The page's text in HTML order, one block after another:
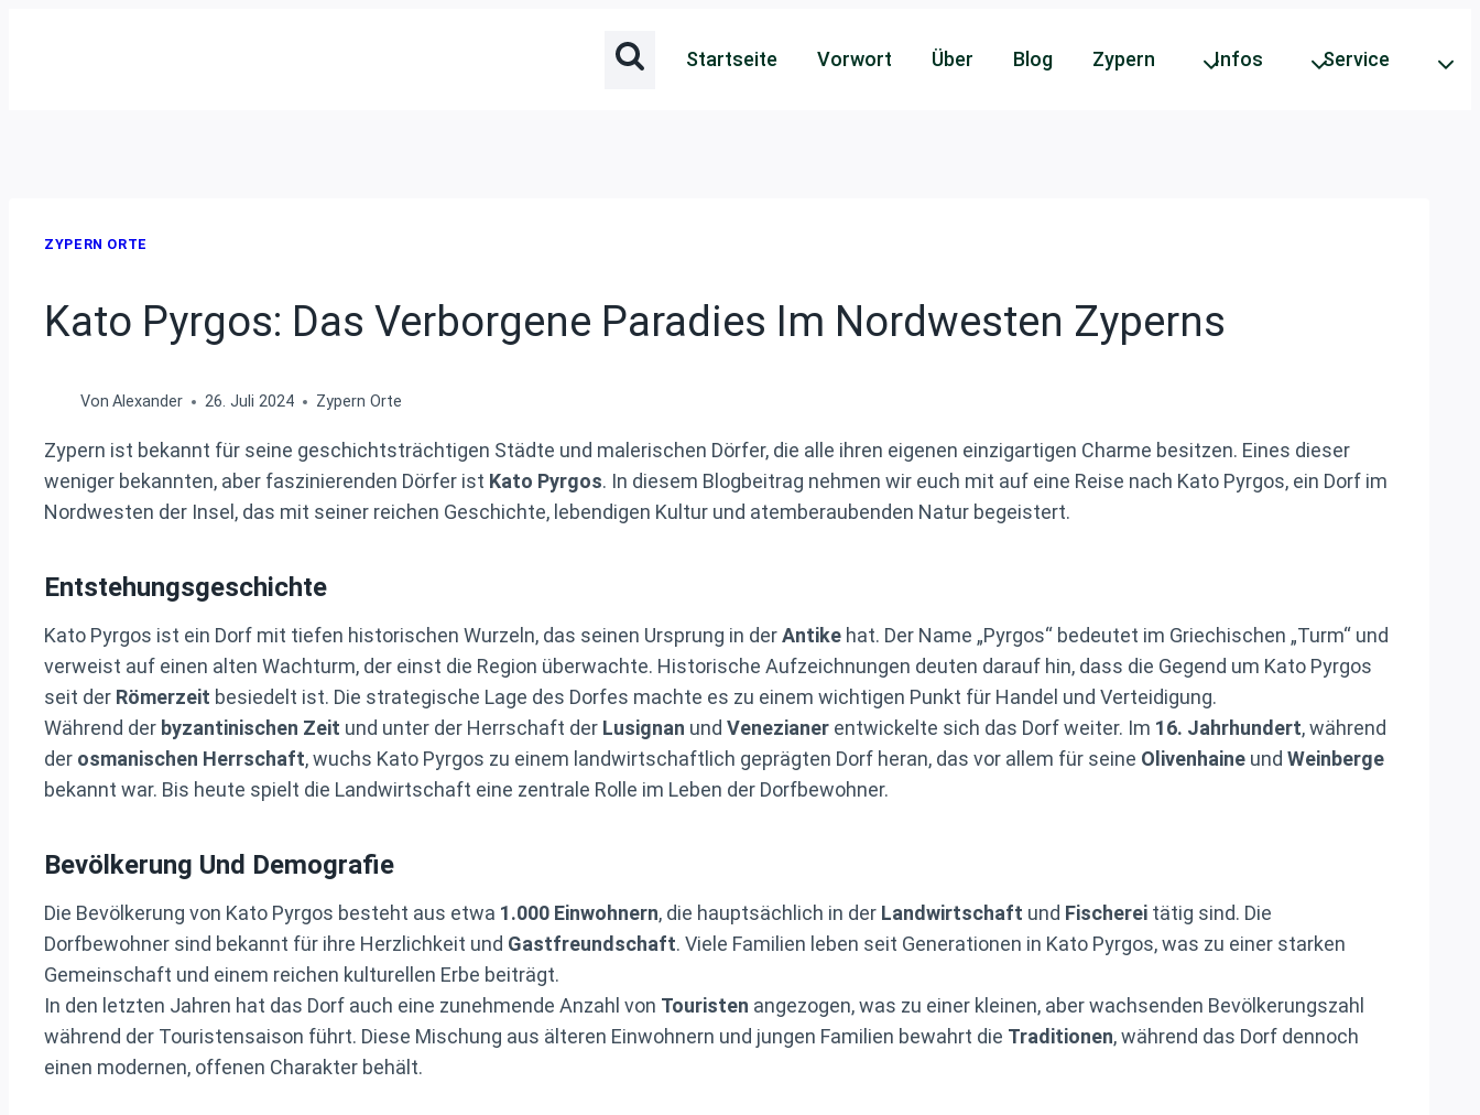
Startseite Vorwort Über Blog Zypern Infos Service
ZYPERN ORTE
Kato Pyrgos: Das Verborgene Paradies Im Nordwesten Zyperns
Von Alexander 26. Juli 2024 Zypern Orte
Zypern ist bekannt für seine geschichtsträchtigen Städte und malerischen Dörfer, die alle ihren eigenen einzigartigen Charme besitzen. Eines dieser
weniger bekannten, aber faszinierenden Dörfer ist Kato Pyrgos. In diesem Blogbeitrag nehmen wir euch mit auf eine Reise nach Kato Pyrgos, ein Dorf im
Nordwesten der Insel, das mit seiner reichen Geschichte, lebendigen Kultur und atemberaubenden Natur begeistert.
Entstehungsgeschichte
Kato Pyrgos ist ein Dorf mit tiefen historischen Wurzeln, das seinen Ursprung in derAntike hat. Der Name „Pyrgos“ bedeutet im Griechischen „Turm“ und
verweist auf einen alten Wachturm, der einst die Region überwachte. Historische Aufzeichnungen deuten darauf hin, dass die Gegend um Kato Pyrgos
seit der Römerzeit besiedelt ist. Die strategische Lage des Dorfes machte es zu einem wichtigen Punkt für Handel und Verteidigung.
Während der byzantinischen Zeit und unter der Herrschaft der Lusignan und Venezianer entwickelte sich das Dorf weiter. Im 16. Jahrhundert, während
der osmanischen Herrschaft, wuchs Kato Pyrgos zu einem landwirtschaftlich geprägten Dorf heran, das vor allem für seine Olivenhaine und Weinberge
bekannt war. Bis heute spielt die Landwirtschaft eine zentrale Rolle im Leben der Dorfbewohner.
Bevölkerung Und Demografie
Die Bevölkerung von Kato Pyrgos besteht aus etwa 1.000 Einwohnern, die hauptsächlich in der Landwirtschaft und Fischerei tätig sind. Die
Dorfbewohner sind bekannt für ihre Herzlichkeit und Gastfreundschaft. Viele Familien leben seit Generationen in Kato Pyrgos, was zu einer starken
Gemeinschaft und einem reichen kulturellen Erbe beiträgt.
In den letzten Jahren hat das Dorf auch eine zunehmende Anzahl von Touristen angezogen, was zu einer kleinen, aber wachsenden Bevölkerungszahl
während der Touristensaison führt. Diese Mischung aus älteren Einwohnern und jungen Familien bewahrt die Traditionen, während das Dorf dennoch
einen modernen, offenen Charakter behält.